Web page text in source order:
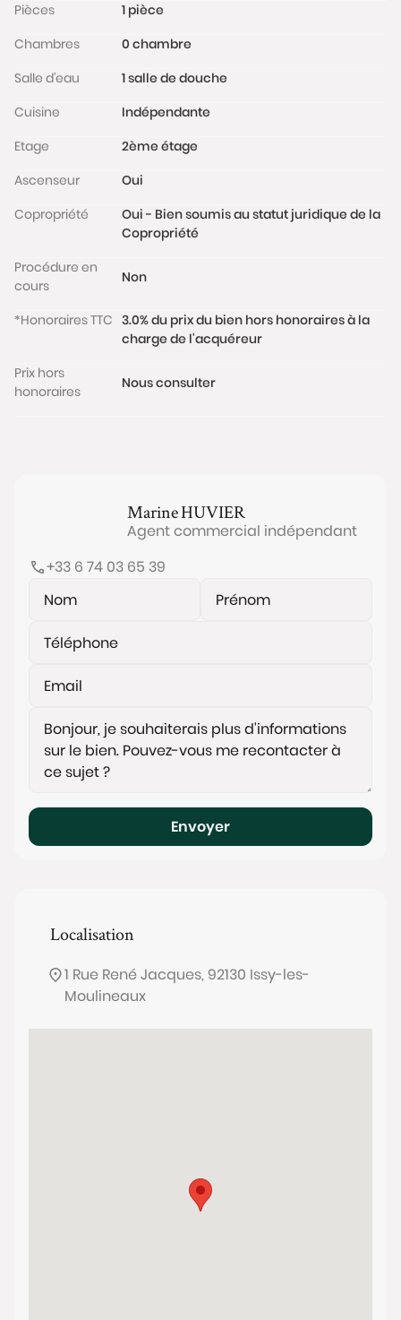
L’appartement est situé dans une résidence
moderne, bien tenue et sécurisée. Il bénéficie d’un
emplacement privilégié à deux pas des commerces
(restaurants, pharmacie, Intermarché,…), des
transports en commun (tramway T2 station
Jacques-Henri Lartigue à 2 min à pied et RER station
Charges de copropriété : 90€/mois. Taxe foncière :
516€/an.
Les informations sur les risques auxquels ce bien est
www.georisques.gouv.fr
Pièces
1 pièce
Chambres
0 chambre
Salle d'eau
1 salle de douche
Cuisine
Indépendante
Etage
2ème étage
Ascenseur
Oui
Copropriété
Oui - Bien soumis au statut juridique de la
Copropriété
Procédure en
cours
Non
*Honoraires TTC 3.0% du prix du bien hors honoraires à la
charge de l'acquéreur
Prix hors
honoraires
Nous consulter
MarineHUVIER
Agent commercial indépendant
+33 6 74 03 65 39
Envoyer
Localisation
1 Rue René Jacques, 92130 Issy-les-
Moulineaux